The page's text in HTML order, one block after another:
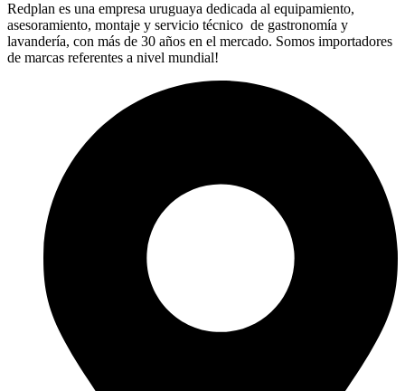
Redplan es una empresa uruguaya dedicada al equipamiento,
asesoramiento, montaje y servicio técnico de gastronomía y
lavandería, con más de 30 años en el mercado. Somos importadores
de marcas referentes a nivel mundial!